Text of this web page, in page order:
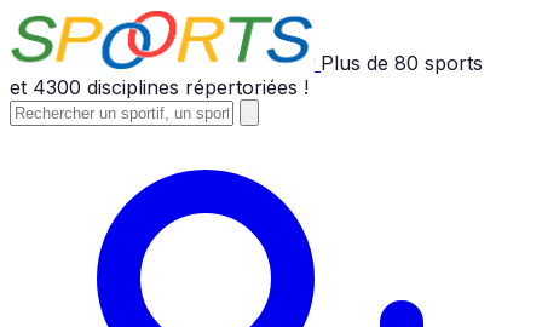
Plus de 80 sports
et 4300 disciplines répertoriées !